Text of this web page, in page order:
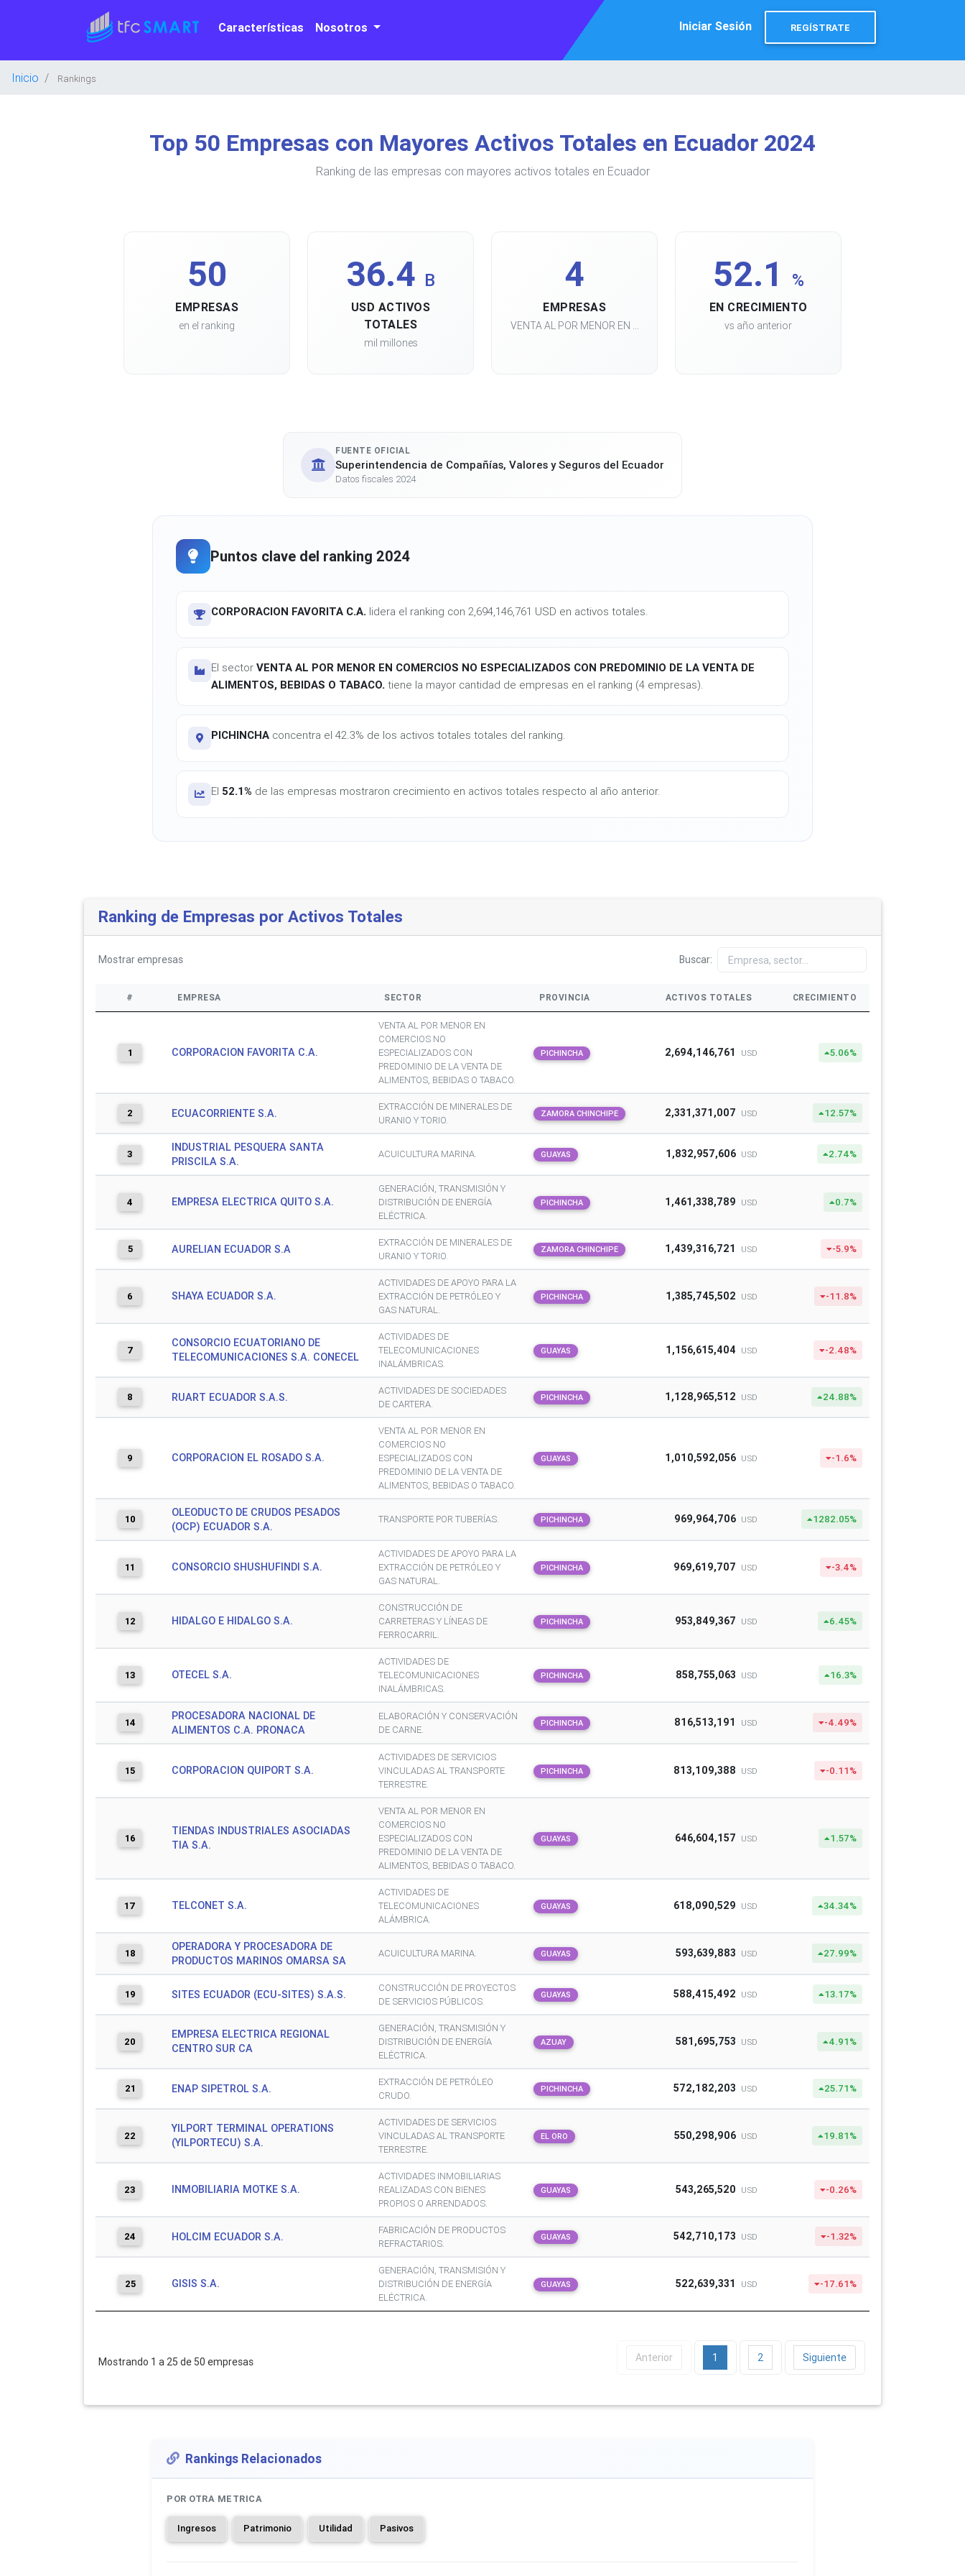
Características Nosotros Iniciar Sesión REGÍSTRATE
Inicio Rankings
Top 50 Empresas con Mayores Activos Totales en Ecuador 2024
Ranking de las empresas con mayores activos totales en Ecuador
50
EMPRESAS
en el ranking
36.4 B
USD ACTIVOS
TOTALES
mil millones
4
EMPRESAS
VENTA AL POR MENOR EN ...
52.1 %
EN CRECIMIENTO
vs año anterior
FUENTE OFICIAL
Superintendencia de Compañías, Valores y Seguros del Ecuador
Datos fiscales 2024
Puntos clave del ranking 2024
CORPORACION FAVORITA C.A. lidera el ranking con 2,694,146,761 USD en activos totales.
El sector VENTA AL POR MENOR EN COMERCIOS NO ESPECIALIZADOS CON PREDOMINIO DE LA VENTA DE
ALIMENTOS, BEBIDAS O TABACO. tiene la mayor cantidad de empresas en el ranking (4 empresas).
PICHINCHA concentra el 42.3% de los activos totales totales del ranking.
El 52.1% de las empresas mostraron crecimiento en activos totales respecto al año anterior.
Ranking de Empresas por Activos Totales
Mostrarempresas Buscar:
# EMPRESA SECTOR PROVINCIA ACTIVOS TOTALES CRECIMIENTO
1 CORPORACION FAVORITA C.A.
VENTA AL POR MENOR EN
COMERCIOS NO
ESPECIALIZADOS CON
PREDOMINIO DE LA VENTA DE
ALIMENTOS, BEBIDAS O TABACO.
PICHINCHA 2,694,146,761 USD 5.06%
2 ECUACORRIENTE S.A.
EXTRACCIÓN DE MINERALES DE
URANIO Y TORIO.
ZAMORA CHINCHIPE 2,331,371,007 USD 12.57%
3
INDUSTRIAL PESQUERA SANTA
PRISCILA S.A.
ACUICULTURA MARINA. GUAYAS 1,832,957,606 USD 2.74%
4 EMPRESA ELECTRICA QUITO S.A.
GENERACIÓN, TRANSMISIÓN Y
DISTRIBUCIÓN DE ENERGÍA
ELÉCTRICA.
PICHINCHA 1,461,338,789 USD 0.7%
5 AURELIAN ECUADOR S.A
EXTRACCIÓN DE MINERALES DE
URANIO Y TORIO.
ZAMORA CHINCHIPE 1,439,316,721 USD -5.9%
6 SHAYA ECUADOR S.A.
ACTIVIDADES DE APOYO PARA LA
EXTRACCIÓN DE PETRÓLEO Y
GAS NATURAL.
PICHINCHA 1,385,745,502 USD -11.8%
7
CONSORCIO ECUATORIANO DE
TELECOMUNICACIONES S.A. CONECEL
ACTIVIDADES DE
TELECOMUNICACIONES
INALÁMBRICAS.
GUAYAS 1,156,615,404 USD -2.48%
8 RUART ECUADOR S.A.S.
ACTIVIDADES DE SOCIEDADES
DE CARTERA.
PICHINCHA 1,128,965,512 USD 24.88%
9 CORPORACION EL ROSADO S.A.
VENTA AL POR MENOR EN
COMERCIOS NO
ESPECIALIZADOS CON
PREDOMINIO DE LA VENTA DE
ALIMENTOS, BEBIDAS O TABACO.
GUAYAS 1,010,592,056 USD -1.6%
10
OLEODUCTO DE CRUDOS PESADOS
(OCP) ECUADOR S.A.
TRANSPORTE POR TUBERÍAS. PICHINCHA 969,964,706 USD 1282.05%
11 CONSORCIO SHUSHUFINDI S.A.
ACTIVIDADES DE APOYO PARA LA
EXTRACCIÓN DE PETRÓLEO Y
GAS NATURAL.
PICHINCHA 969,619,707 USD -3.4%
12 HIDALGO E HIDALGO S.A.
CONSTRUCCIÓN DE
CARRETERAS Y LÍNEAS DE
FERROCARRIL.
PICHINCHA 953,849,367 USD 6.45%
13 OTECEL S.A.
ACTIVIDADES DE
TELECOMUNICACIONES
INALÁMBRICAS.
PICHINCHA 858,755,063 USD 16.3%
14
PROCESADORA NACIONAL DE
ALIMENTOS C.A. PRONACA
ELABORACIÓN Y CONSERVACIÓN
DE CARNE.
PICHINCHA 816,513,191 USD -4.49%
15 CORPORACION QUIPORT S.A.
ACTIVIDADES DE SERVICIOS
VINCULADAS AL TRANSPORTE
TERRESTRE.
PICHINCHA 813,109,388 USD -0.11%
16
TIENDAS INDUSTRIALES ASOCIADAS
TIA S.A.
VENTA AL POR MENOR EN
COMERCIOS NO
ESPECIALIZADOS CON
PREDOMINIO DE LA VENTA DE
ALIMENTOS, BEBIDAS O TABACO.
GUAYAS 646,604,157 USD 1.57%
17 TELCONET S.A.
ACTIVIDADES DE
TELECOMUNICACIONES
ALÁMBRICA.
GUAYAS 618,090,529 USD 34.34%
18
OPERADORA Y PROCESADORA DE
PRODUCTOS MARINOS OMARSA SA
ACUICULTURA MARINA. GUAYAS 593,639,883 USD 27.99%
19 SITES ECUADOR (ECU-SITES) S.A.S.
CONSTRUCCIÓN DE PROYECTOS
DE SERVICIOS PÚBLICOS.
GUAYAS 588,415,492 USD 13.17%
20
EMPRESA ELECTRICA REGIONAL
CENTRO SUR CA
GENERACIÓN, TRANSMISIÓN Y
DISTRIBUCIÓN DE ENERGÍA
ELÉCTRICA.
AZUAY 581,695,753 USD 4.91%
21 ENAP SIPETROL S.A.
EXTRACCIÓN DE PETRÓLEO
CRUDO.
PICHINCHA 572,182,203 USD 25.71%
22
YILPORT TERMINAL OPERATIONS
(YILPORTECU) S.A.
ACTIVIDADES DE SERVICIOS
VINCULADAS AL TRANSPORTE
TERRESTRE.
EL ORO 550,298,906 USD 19.81%
23 INMOBILIARIA MOTKE S.A.
ACTIVIDADES INMOBILIARIAS
REALIZADAS CON BIENES
PROPIOS O ARRENDADOS.
GUAYAS 543,265,520 USD -0.26%
24 HOLCIM ECUADOR S.A.
FABRICACIÓN DE PRODUCTOS
REFRACTARIOS.
GUAYAS 542,710,173 USD -1.32%
25 GISIS S.A.
GENERACIÓN, TRANSMISIÓN Y
DISTRIBUCIÓN DE ENERGÍA
ELÉCTRICA.
GUAYAS 522,639,331 USD -17.61%
Mostrando 1 a 25 de 50 empresas Anterior 1 2 Siguiente
Rankings Relacionados
POR OTRA METRICA
Ingresos Patrimonio Utilidad Pasivos